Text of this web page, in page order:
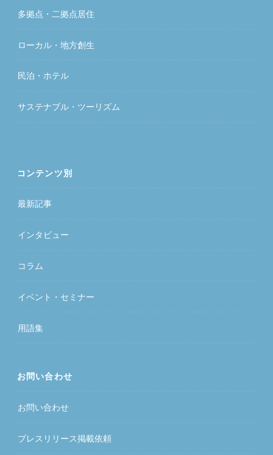
多拠点・二拠点居住
ローカル・地方創生
民泊・ホテル
サステナブル・ツーリズム
コンテンツ別
最新記事
インタビュー
コラム
イベント・セミナー
用語集
お問い合わせ
お問い合わせ
プレスリリース掲載依頼